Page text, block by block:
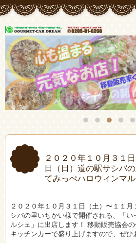
２０２０年１０月３１
日（日）道の駅サシバ
てみっぺハロウィンマル
２０２０年１０月３１日（土）〜１１
シバの里いちかい様で開催される、「
ルシェ」に出店します！ 移動販売協会
キッチンカーで盛り上げますので、ぜ